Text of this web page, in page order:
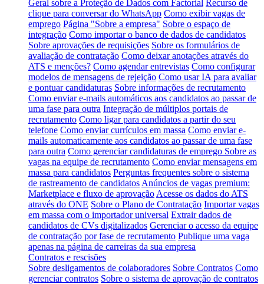
Geral sobre a Proteção de Dados com Factorial Recurso de
clique para conversar do WhatsApp Como exibir vagas de
emprego Página "Sobre a empresa" Sobre o espaço de
integração Como importar o banco de dados de candidatos
Sobre aprovações de requisições Sobre os formulários de
avaliação de contratação Como deixar anotações através do
ATS e menções? Como agendar entrevistas Como configurar
modelos de mensagens de rejeição Como usar IA para avaliar
e pontuar candidaturas Sobre informações de recrutamento
Como enviar e-mails automáticos aos candidatos ao passar de
uma fase para outra Integração de múltiplos portais de
recrutamento Como ligar para candidatos a partir do seu
telefone Como enviar currículos em massa Como enviar e-
mails automaticamente aos candidatos ao passar de uma fase
para outra Como gerenciar candidaturas de emprego Sobre as
vagas na equipe de recrutamento Como enviar mensagens em
massa para candidatos Perguntas frequentes sobre o sistema
de rastreamento de candidatos Anúncios de vagas premium:
Marketplace e fluxo de aprovação Acesse os dados do ATS
através do ONE Sobre o Plano de Contratação Importar vagas
em massa com o importador universal Extrair dados de
candidatos de CVs digitalizados Gerenciar o acesso da equipe
de contratação por fase de recrutamento Publique uma vaga
apenas na página de carreiras da sua empresa
Contratos e rescisões
Sobre desligamentos de colaboradores Sobre Contratos Como
gerenciar contratos Sobre o sistema de aprovação de contratos